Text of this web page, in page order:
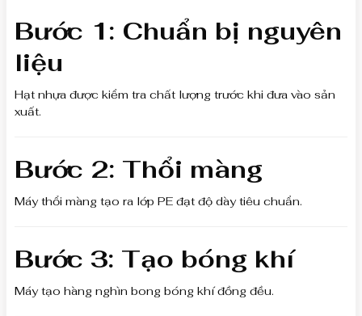
Bước 1: Chuẩn bị nguyên
liệu
Hạt nhựa được kiểm tra chất lượng trước khi đưa vào sản
xuất.
Bước 2: Thổi màng
Máy thổi màng tạo ra lớp PE đạt độ dày tiêu chuẩn.
Bước 3: Tạo bóng khí
Máy tạo hàng nghìn bong bóng khí đồng đều.